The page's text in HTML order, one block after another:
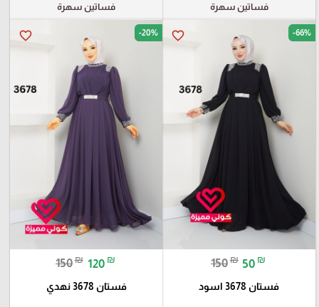
فساتين سهرة
favorite_border -66%
150₪ 50 ₪
فستان 3678 اسود
فساتين سهرة
favorite_border -20%
150₪ 120 ₪
فستان 3678 نهدي